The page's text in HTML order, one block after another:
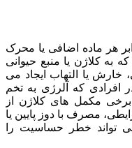
هر ماده اضافی یا محرک
به کلاژن یا منبع حیوانی
یا التهاب ایجاد می
افرادی که آلرژی به تخم
مکمل های کلاژن از
مصرف با دوز پایین یا
تواند خطر حساسیت را